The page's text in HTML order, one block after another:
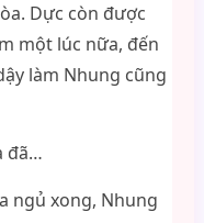
Dực còn được
một lúc nữa, đến
làm Nhung cũng
đã…
ngủ xong, Nhung